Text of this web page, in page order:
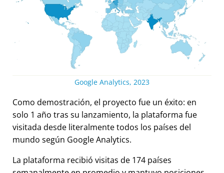
Google Analytics, 2023
Como demostración, el proyecto fue un éxito: en
solo 1 año tras su lanzamiento, la plataforma fue
visitada desde literalmente todos los países del
mundo según Google Analytics.
La plataforma recibió visitas de 174 países